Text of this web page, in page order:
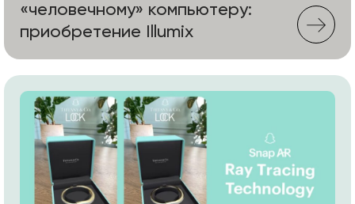
«человечному» компьютеру:
приобретение Illumix